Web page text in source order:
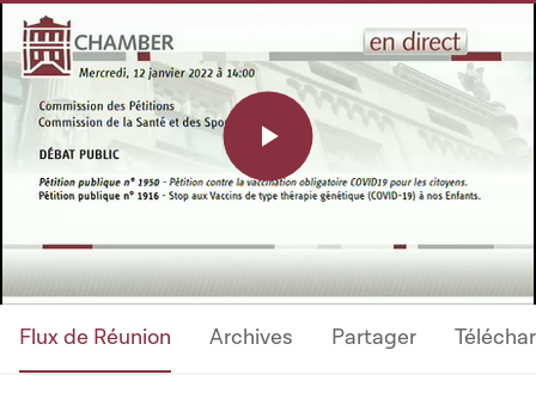
Play
Flux de Réunion Archives Partager